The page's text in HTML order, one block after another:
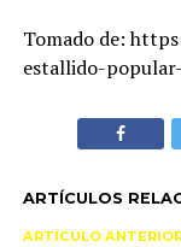
Tomado de:
estallido-
ARTÍCULOS
ARTÍCULO ANTERIOR